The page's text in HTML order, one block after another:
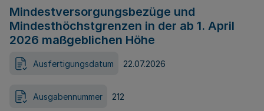
Mindestversorgungsbezüge und
Mindesthöchstgrenzen in der ab 1. April
2026 maßgeblichen Höhe
Ausfertigungsdatum 22.07.2026
Ausgabennummer 212